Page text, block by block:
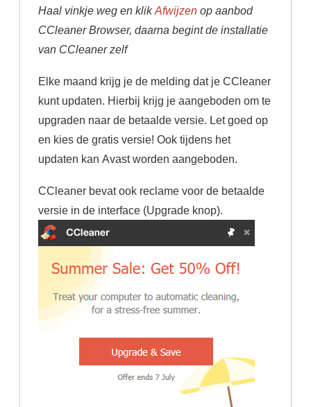
Haal vinkje weg en klikAfwijzen op aanbod
CCleaner Browser, daarna begint de installatie
van CCleaner zelf
Elke maand krijg je de melding dat je CCleaner
kunt updaten. Hierbij krijg je aangeboden om te
upgraden naar de betaalde versie. Let goed op
en kies de gratis versie! Ook tijdens het
updaten kan Avast worden aangeboden.
CCleaner bevat ook reclame voor de betaalde
versie in de interface (Upgrade knop).